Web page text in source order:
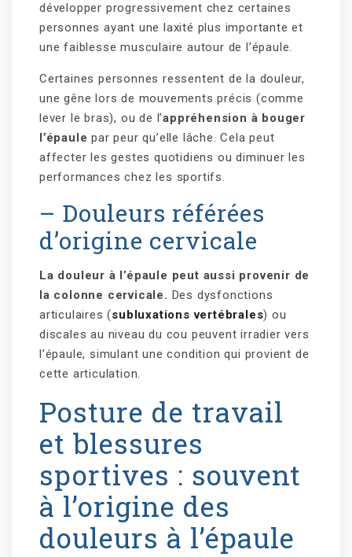
développer progressivement chez certaines
personnes ayant une laxité plus importante et
une faiblesse musculaire autour de l’épaule.
Certaines personnes ressentent de la douleur,
une gêne lors de mouvements précis (comme
lever le bras), ou de l’appréhension à bouger
l’épaule par peur qu’elle lâche. Cela peut
affecter les gestes quotidiens ou diminuer les
performances chez les sportifs.
– Douleurs référées
d’origine cervicale
La douleur à l’épaule peut aussi provenir de
la colonne cervicale. Des dysfonctions
articulaires (subluxations vertébrales) ou
discales au niveau du cou peuvent irradier vers
l’épaule, simulant une condition qui provient de
cette articulation.
Posture de travail
et blessures
sportives : souvent
à l’origine des
douleurs à l’épaule